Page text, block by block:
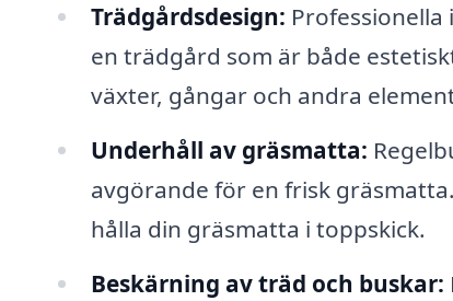
Trädgårdsdesign:
en trädgård som är både
växter, gångar och andra
Underhåll av gräsmatta:
avgörande för en frisk
hålla din gräsmatta i toppskick.
Beskärning av träd och buskar: